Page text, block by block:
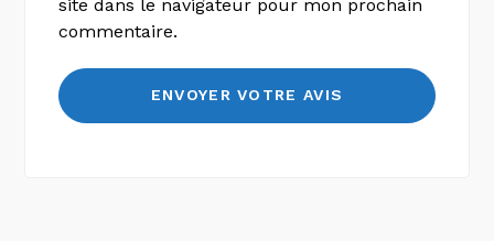
site dans le navigateur pour mon prochain
commentaire.